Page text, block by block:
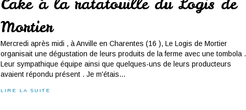
Mortier
Mercredi après midi , à Anville en Charentes (16 ), Le Logis de Mortier
organisait une dégustation de leurs produits de la ferme avec une tombola .
Leur sympathique équipe ainsi que quelques-uns de leurs producteurs
avaient répondu présent . Je m'étais...
LIRE LA SUITE